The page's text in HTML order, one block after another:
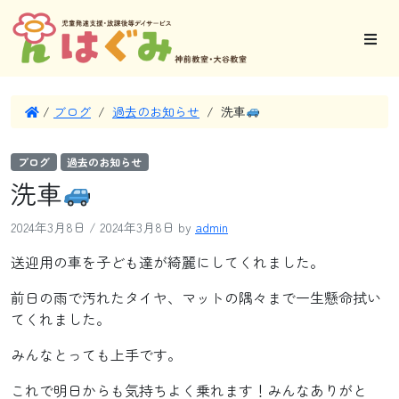
/ ブログ / 過去のお知らせ / 洗車
ブログ 過去のお知らせ
洗車
2024年3月8日 / 2024年3月8日 by admin
送迎用の車を子ども達が綺麗にしてくれました。
前日の雨で汚れたタイヤ、マットの隅々まで一生懸命拭い
てくれました。
みんなとっても上手です。
これで明日からも気持ちよく乗れます！みんなありがと